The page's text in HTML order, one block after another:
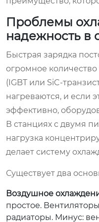
Проблемы
надежность в
Быстрая зарядка
огромное
(IGBT или SiC-
нагреваются, и если
эффективно,
В станциях с двумя
нагрузка
делает систему
Существует два
Воздушное
простое.
радиаторы. Минус: